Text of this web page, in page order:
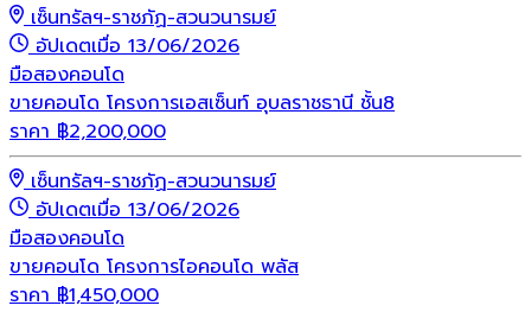
เซ็นทรัลฯ-ราชภัฏ-สวนวนารมย์
อัปเดตเมื่อ 13/06/2026
มือสองคอนโด
ขายคอนโด โครงการเอสเซ็นท์ อุบลราชธานี ชั้น8
ราคา ฿2,200,000
เซ็นทรัลฯ-ราชภัฏ-สวนวนารมย์
อัปเดตเมื่อ 13/06/2026
มือสองคอนโด
ขายคอนโด โครงการไอคอนโด พลัส
ราคา ฿1,450,000